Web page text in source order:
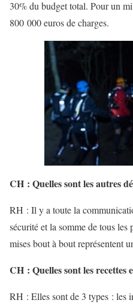
30% du budget total. Pour un
800 000 euros de charges.
CH : Quelles sont les autres
RH : Il y a toute la
sécurité et la somme de tous les
mises bout à bout représentent
CH : Quelles sont les recettes
RH : Elles sont de 3 types : les